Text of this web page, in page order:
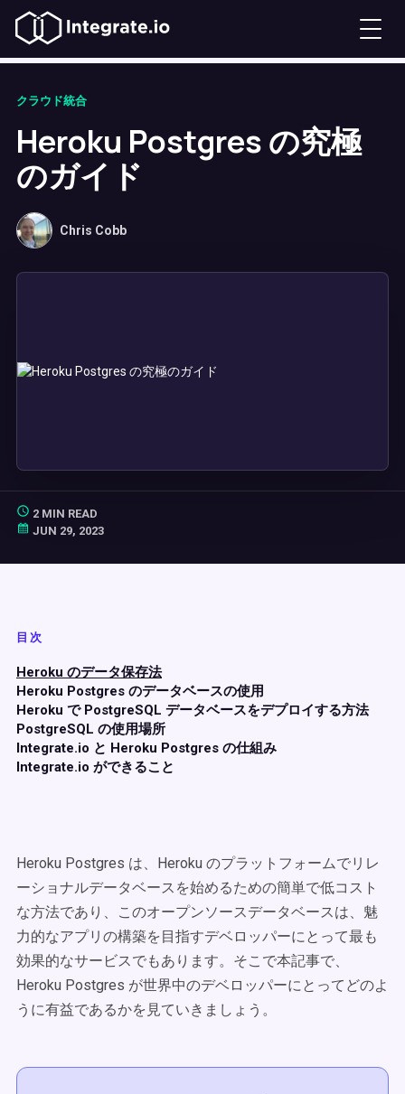
クラウド統合
Heroku Postgres の究極
のガイド
Chris Cobb
2 MIN READ
JUN 29, 2023
目次
Heroku のデータ保存法
Heroku Postgres のデータベースの使用
Heroku で PostgreSQL データベースをデプロイする方法
PostgreSQL の使用場所
Integrate.io と Heroku Postgres の仕組み
Integrate.io ができること
Heroku Postgres は、Heroku のプラットフォームでリレ
ーショナルデータベースを始めるための簡単で低コスト
な方法であり、このオープンソースデータベースは、魅
力的なアプリの構築を目指すデベロッパーにとって最も
効果的なサービスでもあります。そこで本記事で、
Heroku Postgres が世界中のデベロッパーにとってどのよ
うに有益であるかを見ていきましょう。